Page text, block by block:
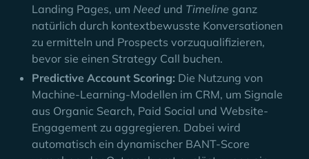
Landing Pages, um Need und Timeline ganz
natürlich durch kontextbewusste Konversationen
zu ermitteln und Prospects vorzuqualifizieren,
bevor sie einen Strategy Call buchen.
Predictive Account Scoring: Die Nutzung von
Machine-Learning-Modellen im CRM, um Signale
aus Organic Search, Paid Social und Website-
Engagement zu aggregieren. Dabei wird
automatisch ein dynamischer BANT-Score